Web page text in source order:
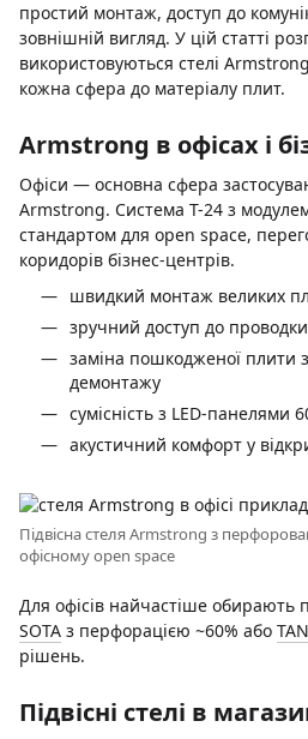
простий монтаж, доступ до
зовнішній вигляд. У цій статті
використовуються стелі
кожна сфера до матеріалу плит.
Armstrong в офісах і
Офіси — основна сфера
Armstrong. Система T-24 з
стандартом для open space,
коридорів бізнес-центрів.
швидкий монтаж великих
зручний доступ до
заміна пошкодженої плити
демонтажу
сумісність з LED-панелями
акустичний комфорт у
Підвісна стеля Armstrong з
офісному open space
Для офісів найчастіше
SOTA з перфорацією ~60% або
рішень.
Підвісні стелі в